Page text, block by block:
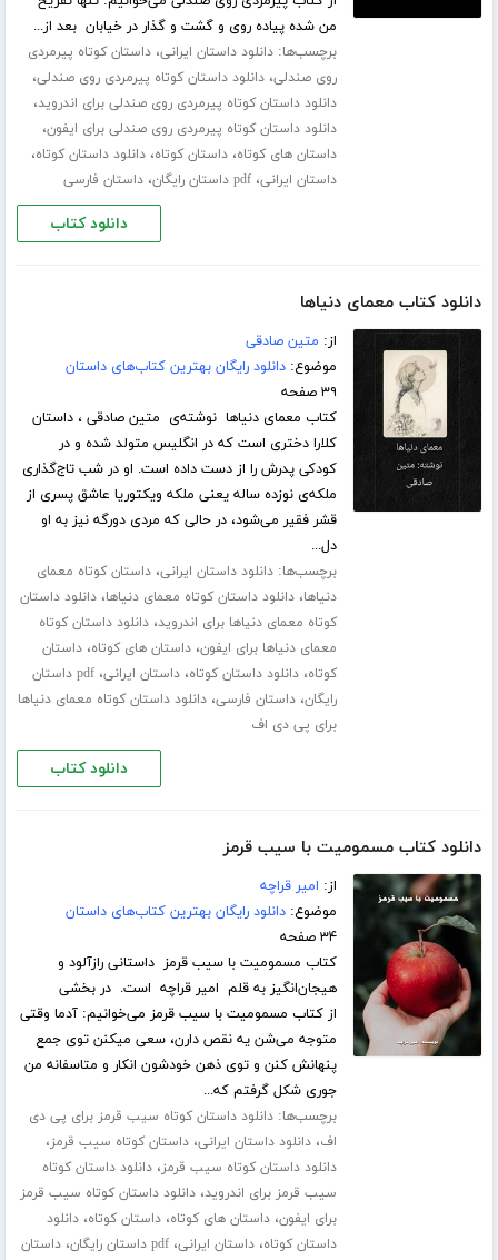
من شده پیاده روی و گشت و گذار در خیابان بعد از...
برچسب‌ها:دانلود داستان ایرانی،داستان کوتاه پیرمردی
روی صندلی،دانلود داستان کوتاه پیرمردی روی صندلی،
دانلود داستان کوتاه پیرمردی روی صندلی برای اندروید،
دانلود داستان کوتاه پیرمردی روی صندلی برای ایفون،
داستان های کوتاه،داستان کوتاه،دانلود داستان کوتاه،
داستان ایرانی،pdf داستان رایگان ،داستان فارسی
دانلود کتاب
دانلود کتاب معمای دنیاها
از: متین صادقی
موضوع:دانلود رایگان بهترین کتاب‌های داستان
۳۹ صفحه
کتاب معمای دنیاها نوشته‌ی متین صادقی ، داستان
کلارا دختری است که در انگلیس متولد شده و در
کودکی پدرش را از دست داده است. او در شب تاج‌گذاری
ملکه‌ی نوزده ساله یعنی ملکه ویکتوریا عاشق پسری از
قشر فقیر می‌شود، در حالی که مردی دورگه نیز به او
دل...
برچسب‌ها:دانلود داستان ایرانی،داستان کوتاه معمای
دنیاها،دانلود داستان کوتاه معمای دنیاها،دانلود داستان
کوتاه معمای دنیاها برای اندروید،دانلود داستان کوتاه
معمای دنیاها برای ایفون،داستان های کوتاه،داستان
کوتاه،دانلود داستان کوتاه،داستان ایرانی،
pdf داستان
رایگان،داستان فارسی،دانلود داستان کوتاه معمای دنیاها
برای پی دی اف
دانلود کتاب
دانلود کتاب مسمومیت با سیب قرمز
از: امیر قراچه
موضوع:دانلود رایگان بهترین کتاب‌های داستان
۳۴ صفحه
کتاب مسمومیت با سیب قرمز داستانی رازآلود و
هیجان‌انگیز به قلم امیر قراچه است. در بخشی
از کتاب مسمومیت با سیب قرمز می‌خوانیم: آدما وقتی
متوجه می‌شن یه نقص دارن، سعی میکنن توی جمع
پنهانش کنن و توی ذهن خودشون انکار و متاسفانه من
جوری شکل گرفتم که...
برچسب‌ها:دانلود داستان کوتاه سیب قرمز برای پی دی
اف،دانلود داستان ایرانی،داستان کوتاه سیب قرمز،
دانلود داستان کوتاه سیب قرمز،دانلود داستان کوتاه
سیب قرمز برای اندروید،دانلود داستان کوتاه سیب قرمز
برای ایفون،داستان های کوتاه،داستان کوتاه،دانلود
داستان کوتاه،داستان ایرانی،pdf داستان رایگان ،داستان